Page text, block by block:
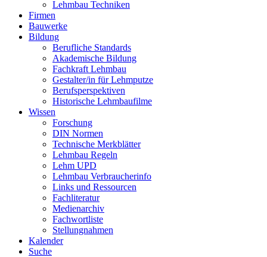
Lehmbau Techniken
Firmen
Bauwerke
Bildung
Berufliche Standards
Akademische Bildung
Fachkraft Lehmbau
Gestalter/in für Lehmputze
Berufsperspektiven
Historische Lehmbaufilme
Wissen
Forschung
DIN Normen
Technische Merkblätter
Lehmbau Regeln
Lehm UPD
Lehmbau Verbraucherinfo
Links und Ressourcen
Fachliteratur
Medienarchiv
Fachwortliste
Stellungnahmen
Kalender
Suche